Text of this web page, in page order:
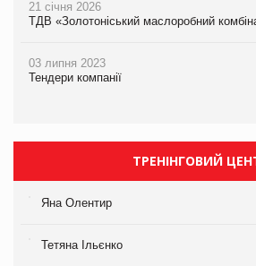
21 січня 2026
ТДВ «Золотоніський маслоробний
03 липня 2023
Тендери компанії
ТРЕНІНГОВИЙ
Яна Олентир
Тетяна Ільєнко